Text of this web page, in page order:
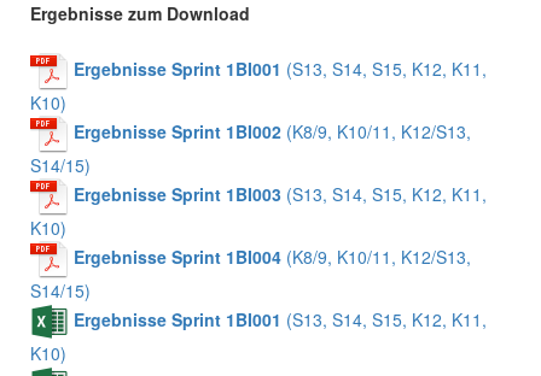
Ergebnisse zum Download
Ergebnisse Sprint 1BI001 (S13, S14, S15, K12, K11,
K10)
Ergebnisse Sprint 1BI002 (K8/9, K10/11, K12/S13,
S14/15)
Ergebnisse Sprint 1BI003 (S13, S14, S15, K12, K11,
K10)
Ergebnisse Sprint 1BI004 (K8/9, K10/11, K12/S13,
S14/15)
Ergebnisse Sprint 1BI001 (S13, S14, S15, K12, K11,
K10)